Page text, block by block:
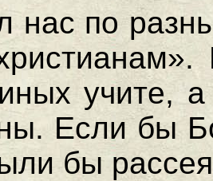
нас по
учите, а
Если бы
бы